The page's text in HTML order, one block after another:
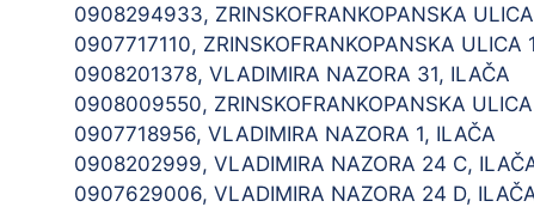
Prostorni plan uređenja Općine Tovarnik
I. izmjene i dopune prostornog plana
uređenja Općine Tovarnik
II. izmjene i dopune prostornog plana
uređenja Općine Tovarnik
0908294933, ZRINSKOFRANKOPANSKA
0907717110, ZRINSKOFRANKOPANSKA ULICA
0908201378, VLADIMIRA NAZORA 31, ILAČA
0908009550, ZRINSKOFRANKOPANSKA
0907718956, VLADIMIRA NAZORA 1, ILAČA
0908202999, VLADIMIRA NAZORA 24 C,
0907629006, VLADIMIRA NAZORA 24 D,